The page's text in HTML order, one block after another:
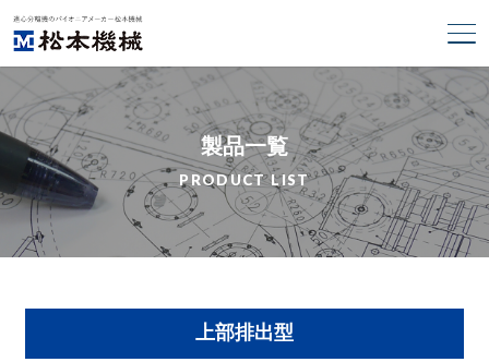
製品一覧
PRODUCT LIST
上部排出型